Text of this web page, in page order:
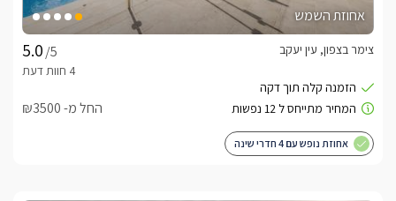
אחוזת השמש
/5
צימר בצפון, עין יעקב
החל מ- ₪3500
אחוזת נופש עם 4 חדרי שינה